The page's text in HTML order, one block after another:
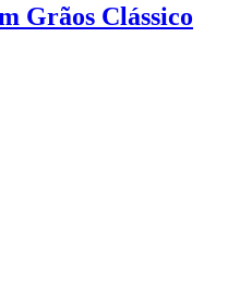
Grãos Clássico